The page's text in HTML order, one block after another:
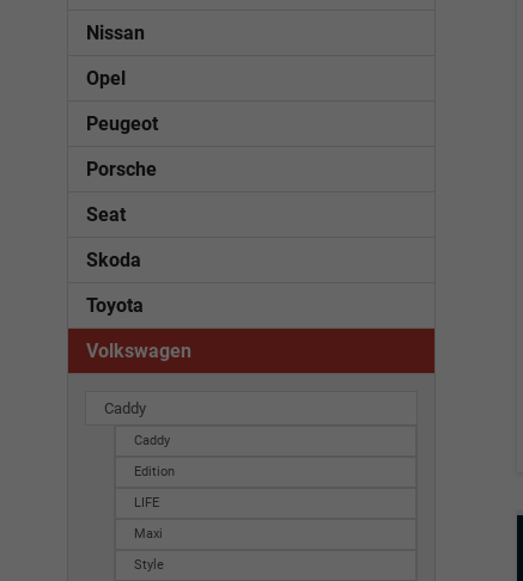
Nissan
Opel
Peugeot
Porsche
Seat
Skoda
Toyota
Volkswagen
Caddy
Caddy
Edition
LIFE
Maxi
Style